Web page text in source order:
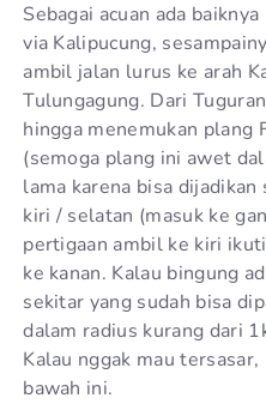
Sebagai acuan ada
via Kalipucung,
ambil jalan lurus ke arah
Tulungagung. Dari
hingga menemukan plang
(semoga plang ini awet
lama karena bisa
kiri / selatan (masuk ke
pertigaan ambil ke kiri
ke kanan. Kalau bingung
sekitar yang sudah bisa
dalam radius kurang dari
Kalau nggak mau
bawah ini.